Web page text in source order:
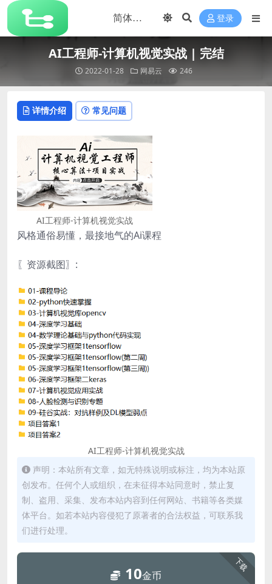
登录
AI工程师-计算机视觉实战 | 完结
2022-01-28 网易云 246
详情介绍 常见问题
AI工程师-计算机视觉实战
风格通俗易懂，最接地气的Ai课程
〖资源截图〗:
AI工程师-计算机视觉实战
声明：本站所有文章，如无特殊说明或标注，均为本站原
创发布。任何个人或组织，在未征得本站同意时，禁止复
制、盗用、采集、发布本站内容到任何网站、书籍等各类媒
体平台。如若本站内容侵犯了原著者的合法权益，可联系我
们进行处理。
下载
10金币